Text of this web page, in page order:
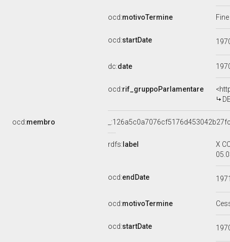
ocd:motivoTermine
ocd:startDate
dc:date
ocd:rif_gruppoParlamentare
ocd:membro
rdfs: label
X
ocd:endDate
ocd:motivoTermine
ocd:startDate